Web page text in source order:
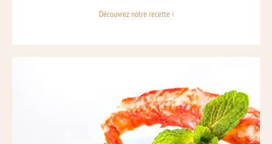
Découvrez notre recette ›